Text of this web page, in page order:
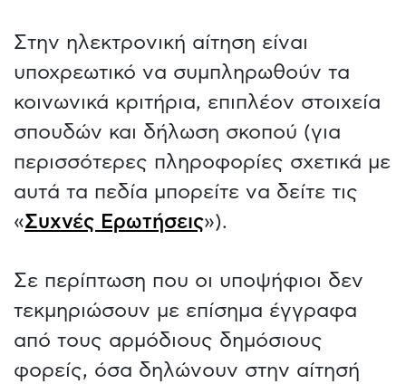
Στην ηλεκτρονική αίτηση είναι
υποχρεωτικό να συμπληρωθούν τα
κοινωνικά κριτήρια, επιπλέον στοιχεία
σπουδών και δήλωση σκοπού (για
περισσότερες πληροφορίες σχετικά με
αυτά τα πεδία μπορείτε να δείτε τις
«Συχνές Ερωτήσεις»).
Σε περίπτωση που οι υποψήφιοι δεν
τεκμηριώσουν με επίσημα έγγραφα
από τους αρμόδιους δημόσιους
φορείς, όσα δηλώνουν στην αίτησή